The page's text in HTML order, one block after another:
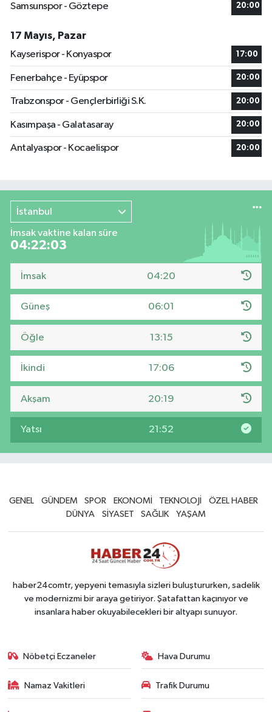
Samsunspor - Göztepe 20:00
17 Mayıs, Pazar
Kayserispor - Konyaspor
17:00
Fenerbahçe - Eyüpspor 20:00
Trabzonspor - Gençlerbirliği S.K. 20:00
Kasımpaşa - Galatasaray 20:00
Antalyaspor - Kocaelispor 20:00
İstanbul
İmsak vaktine kalan süre
04:22:02
İmsak 04:20
Güneş 06:01
Öğle 13:15
İkindi 17:06
Akşam 20:19
Yatsı 21:52
GENEL GÜNDEM SPOR EKONOMİ TEKNOLOJİ
ÖZEL HABER
DÜNYA
SİYASET SAĞLIK YAŞAM
haber24comtr, yepyeni temasıyla sizleri buluştururken, sadelik
ve modernizmi bir araya getiriyor. Şatafattan kaçınıyor ve
insanlara haber okuyabilecekleri bir altyapı sunuyor.
Nöbetçi Eczaneler Hava Durumu
Namaz Vakitleri Trafik Durumu